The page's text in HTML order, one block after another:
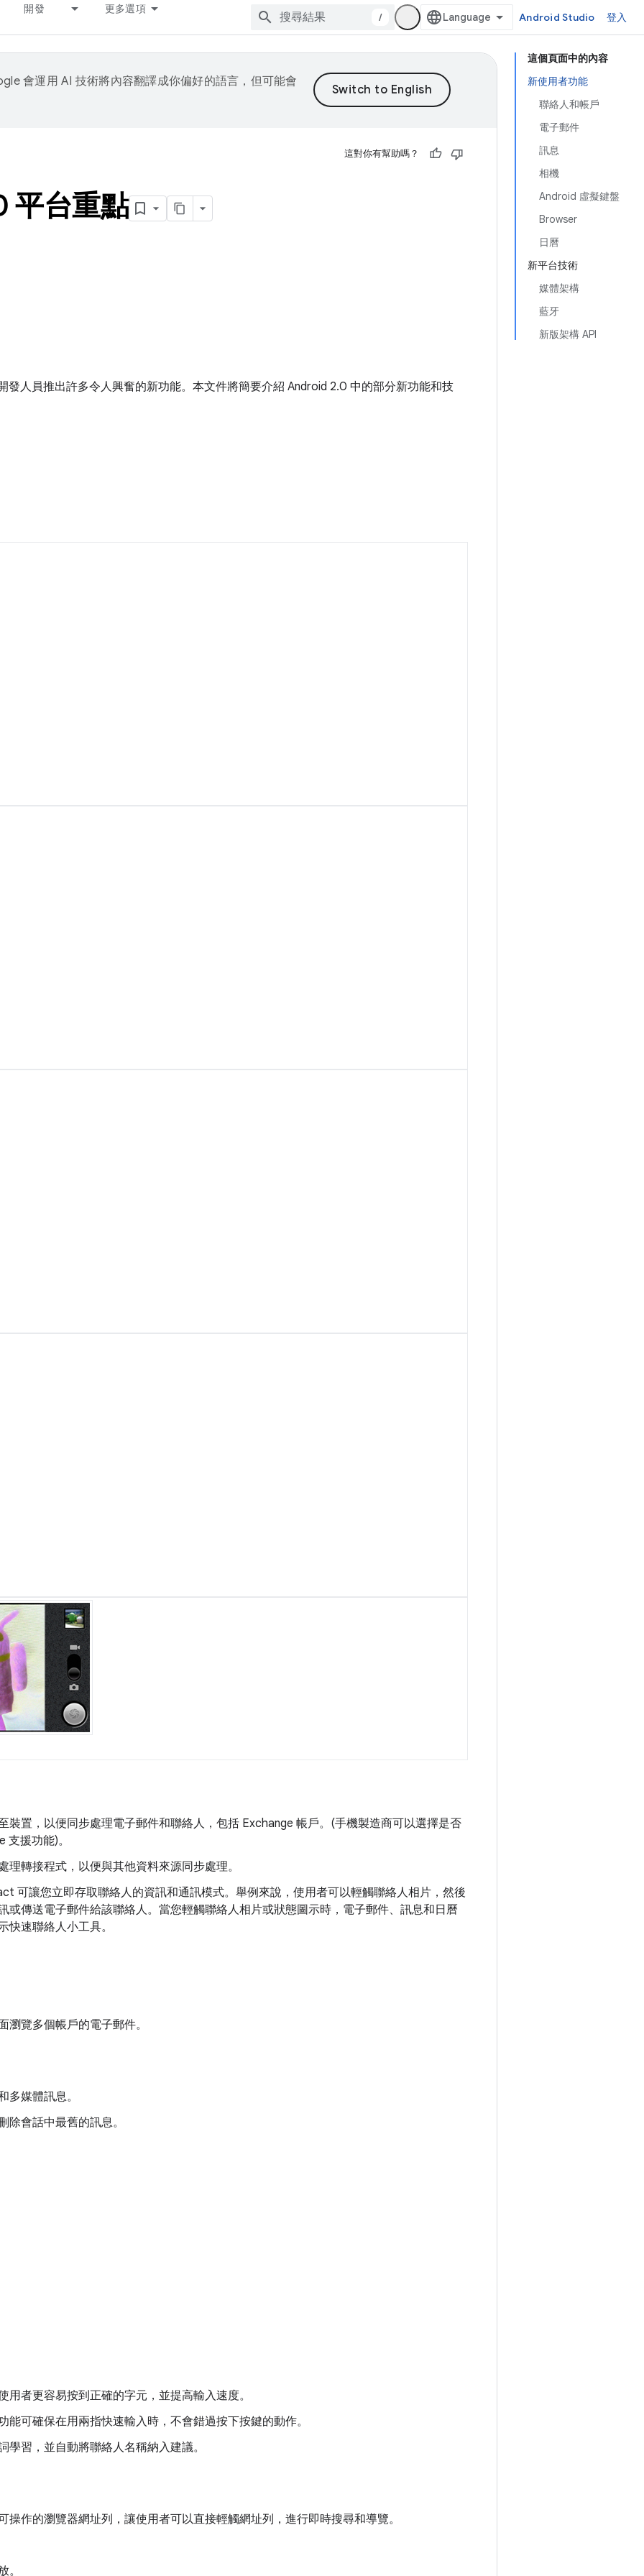
開發 更多選項
/ Android Studio 登入
這個頁面中的內容
新使用者功能
聯絡人和帳戶
電子郵件
訊息
相機
Android 虛擬鍵盤
Browser
日曆
新平台技術
媒體架構
藍牙
新版架構 API
會運用 AI 技術將內容翻譯成你偏好的語言，但可能會
這對你有幫助嗎？
平台重點
發人員推出許多令人興奮的新功能。本文件將簡要介紹 Android 2.0 中的部分新功能和技
裝置，以便同步處理電子郵件和聯絡人，包括 Exchange 帳戶。(手機製造商可以選擇是否
支援功能)。
理轉接程式，以便與其他資料來源同步處理。
可讓您立即存取聯絡人的資訊和通訊模式。舉例來說，使用者可以輕觸聯絡人相片，然後
或傳送電子郵件給該聯絡人。當您輕觸聯絡人相片或狀態圖示時，電子郵件、訊息和日曆
快速聯絡人小工具。
瀏覽多個帳戶的電子郵件。
多媒體訊息。
除會話中最舊的訊息。
用者更容易按到正確的字元，並提高輸入速度。
能可確保在用兩指快速輸入時，不會錯過按下按鍵的動作。
學習，並自動將聯絡人名稱納入建議。
操作的瀏覽器網址列，讓使用者可以直接輕觸網址列，進行即時搜尋和導覽。
。